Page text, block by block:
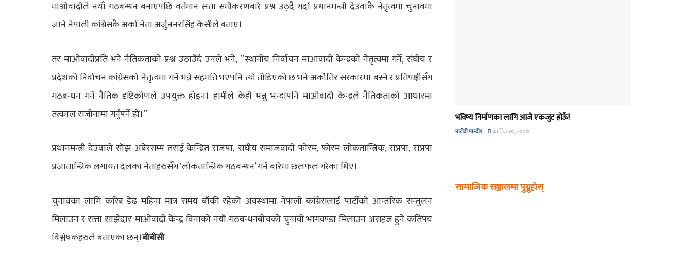
माओवादीले नयाँ गठबन्धन बनाएपछि वर्तमान सत्ता समीकरणबारे प्रश्न उठ्दै गर्दा प्रधानमन्त्री देउवाकै नेतृत्वमा चुनावमा
जाने नेपाली कांग्रेसकै अर्का नेता अर्जुननरसिंह केसीले बताए।
तर माओवादीप्रति भने नैतिकताको प्रश्न उठाउँदै उनले भने, ”स्थानीय निर्वाचन माआवादी केन्द्रको नेतृत्वमा गर्ने, संघीय र
प्रदेशको निर्वाचन कांग्रेसको नेतृत्वमा गर्ने भन्ने सहमति भएपनि त्यो तोडिएको छ भने अर्कोतिर सरकारमा बस्ने र प्रतिपक्षीसँग
गठबन्धन गर्ने नैतिक दृष्टिकोणले उपयुक्त होइन। हामीले केही भन्नु भन्दापनि माओवादी केन्द्रले नैतिकताको आधारमा
तत्काल राजीनामा गर्नुपर्ने हो।”
प्रधानमन्त्री देउवाले साँझ अबेरसम्म तराई केन्द्रित राजपा, संघीय समाजवादी फोरम, फोरम लोकतान्त्रिक, राप्रपा, राप्रपा
प्रजातान्त्रिक लगायत दलका नेताहरुसँग ‘लोकतान्त्रिक गठबन्धन’ गर्ने बारेमा छलफल गरेका थिए।
चुनावका लागि करिब डेढ महिना मात्र समय बाँकी रहेको अवस्थामा नेपाली कांग्रेसलाई पार्टीको आन्तरिक सन्तुलन
मिलाउन र सत्ता साझेदार माओवादी केन्द्र विनाको नयाँ गठबन्धनबीचको चुनावी भागवण्डा मिलाउन असहज हुने कतिपय
विश्लेषकहरुले बताएका छन्।बीबीसी
भविष्य निर्माणका लागि आजै एकजुट होऊँ!
नालेदी पान्दोर कार्तिक १०, २०८०
सामाजिक सञ्जालमा पुग्नुहोस्